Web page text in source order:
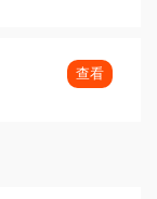
查看